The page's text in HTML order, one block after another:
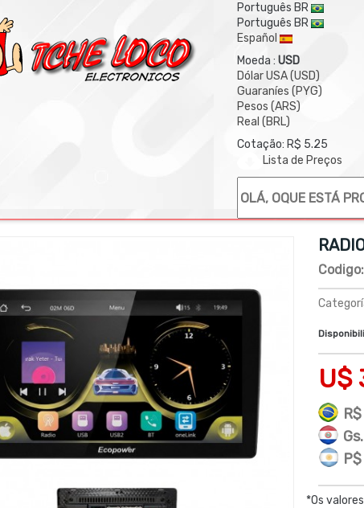
Português BR
Português BR
Español
Moeda : USD
Dólar USA (USD)
Guaraníes (PYG)
Pesos (ARS)
Real (BRL)
Cotação: R$ 5.25
Lista de Preços
Codigo:
U$
*Os